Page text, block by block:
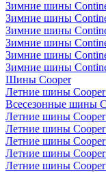
Зимние шины
Зимние шины
Зимние шины
Зимние шины
Зимние шины
Зимние шины
Шины Cooper
Летние шины
Всесезонные шины
Летние шины
Летние шины
Летние шины
Летние шины Cooper
Летние шины